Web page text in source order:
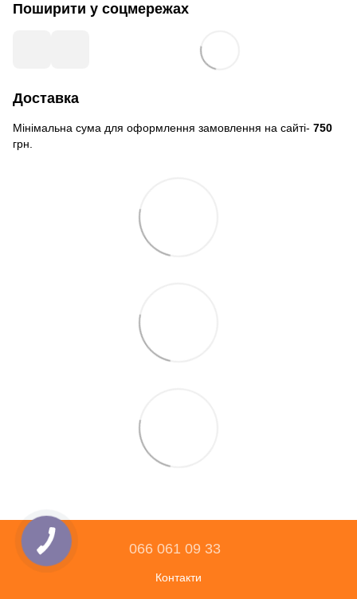
Поширити у соцмережах
Доставка
Мінімальна сума для оформлення замовлення на сайті- 750
грн.
066 061 09 33
Контакти